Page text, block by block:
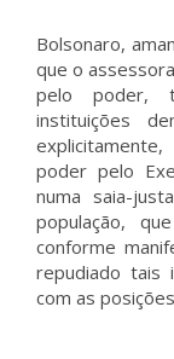
Bolsonaro,
que o
pelo poder,
instituições
poder pelo
numa saia-
população,
conforme
repudiado tais
com as